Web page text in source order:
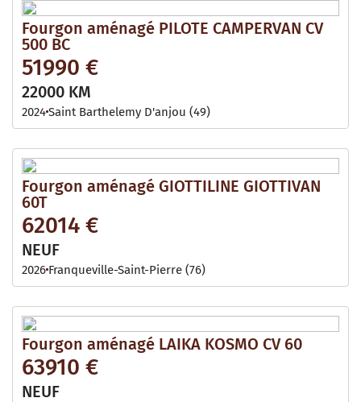
Fourgon aménagé PILOTE CAMPERVAN CV
500 BC
51990 €
22000 KM
2024Saint Barthelemy D'anjou (49)
Fourgon aménagé GIOTTILINE GIOTTIVAN
60T
62014 €
NEUF
2026 Franqueville-Saint-Pierre (76)
Fourgon aménagé LAIKA KOSMO CV 60
63910 €
NEUF